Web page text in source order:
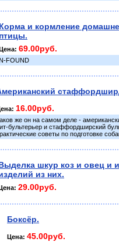
Корма и кормление
птицы.
69.00руб.
FOUND
16.00руб.
же он на самом деле -
бультерьер и стаффордширский
советы по подготовке
шкур коз и овец и
из них.
29.00руб.
Боксёр.
Цена: 45.00руб.